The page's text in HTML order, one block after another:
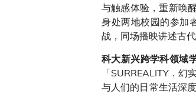
与触感体验，重新唤
身处两地校园的参加
战，同场播映讲述古
科大新兴跨学科领域
「SURREALITY．
与人们的日常生活深